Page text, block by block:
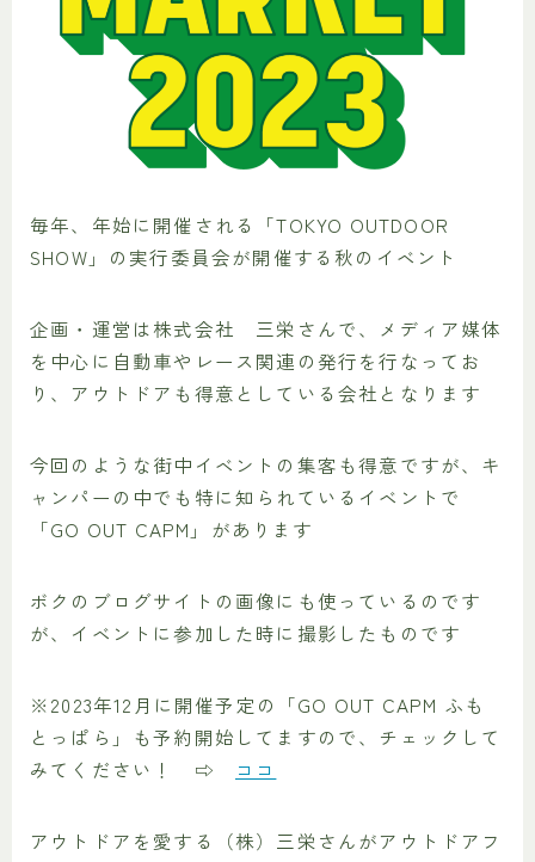
毎年、年始に開催される「TOKYO OUTDOOR
SHOW」の実行委員会が開催する秋のイベント
企画・運営は株式会社 三栄さんで、メディア媒体
を中心に自動車やレース関連の発行を行なってお
り、アウトドアも得意としている会社となります
今回のような街中イベントの集客も得意ですが、キ
ャンパーの中でも特に知られているイベントで
「GO OUT CAPM」があります
ボクのブログサイトの画像にも使っているのです
が、イベントに参加した時に撮影したものです
※2023年12月に開催予定の「GO OUT CAPM ふも
とっぱら」も予約開始してますので、チェックして
みてください！ ⇨
ココ
アウトドアを愛する（株）三栄さんがアウトドアフ